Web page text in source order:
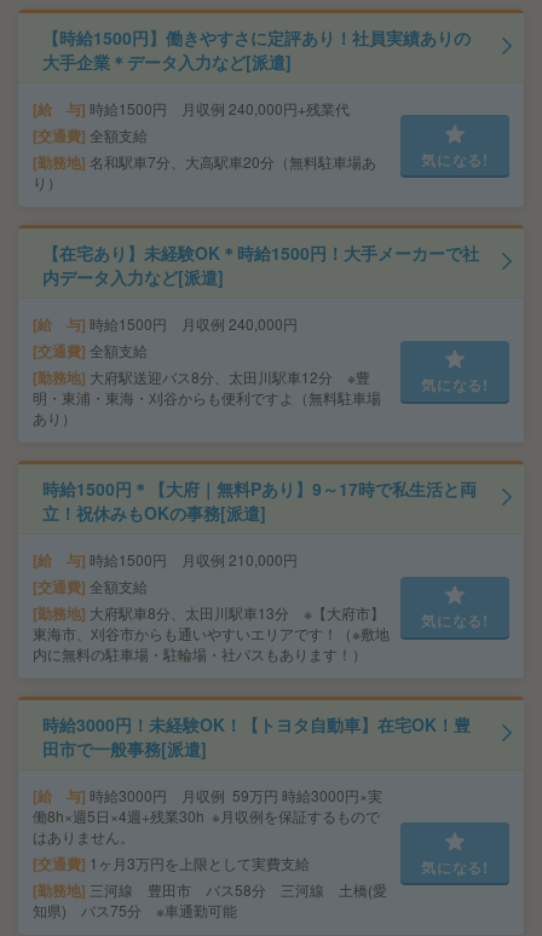
【時給1500円】働きやすさに定評あり！社員実績ありの
大手企業＊データ入力など[派遣]
給 与 時給1500円 月収例 240,000円+残業代
交通費 全額支給
勤務地 名和駅車7分、大高駅車20分（無料駐車場あ
り）
気になる!
【在宅あり】未経験OK＊時給1500円！大手メーカーで社
内データ入力など[派遣]
給 与 時給1500円 月収例 240,000円
交通費 全額支給
勤務地 大府駅送迎バス8分、太田川駅車12分 ※豊
明・東浦・東海・刈谷からも便利ですよ（無料駐車場
あり）
気になる!
時給1500円＊【大府｜無料Pあり】9～17時で私生活と両
立！祝休みもOKの事務[派遣]
給 与 時給1500円 月収例 210,000円
交通費 全額支給
勤務地 大府駅車8分、太田川駅車13分 ※【大府市】
東海市、刈谷市からも通いやすいエリアです！（※敷地
内に無料の駐車場・駐輪場・社バスもあります！）
気になる!
時給3000円！未経験OK！【トヨタ自動車】在宅OK！豊
田市で一般事務[派遣]
給 与 時給3000円 月収例 59万円 時給3000円×実
働8h×週5日×4週+残業30h ※月収例を保証するもので
はありません。
交通費 1ヶ月3万円を上限として実費支給
勤務地 三河線 豊田市 バス58分 三河線 土橋(愛
知県) バス75分 ※車通勤可能
気になる!